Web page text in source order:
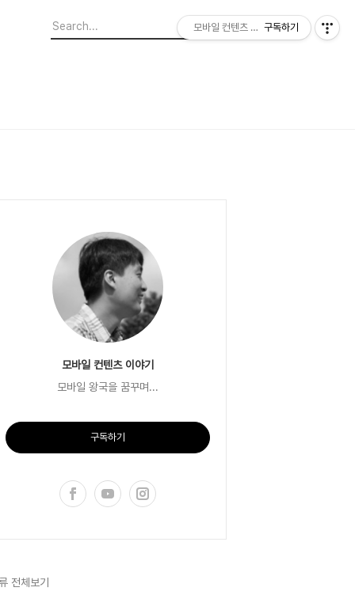
모바일 컨텐츠 이야기
모바일 왕국을 꿈꾸며...
구독하기
전체보기
모바일 컨텐츠 이야기구독하기